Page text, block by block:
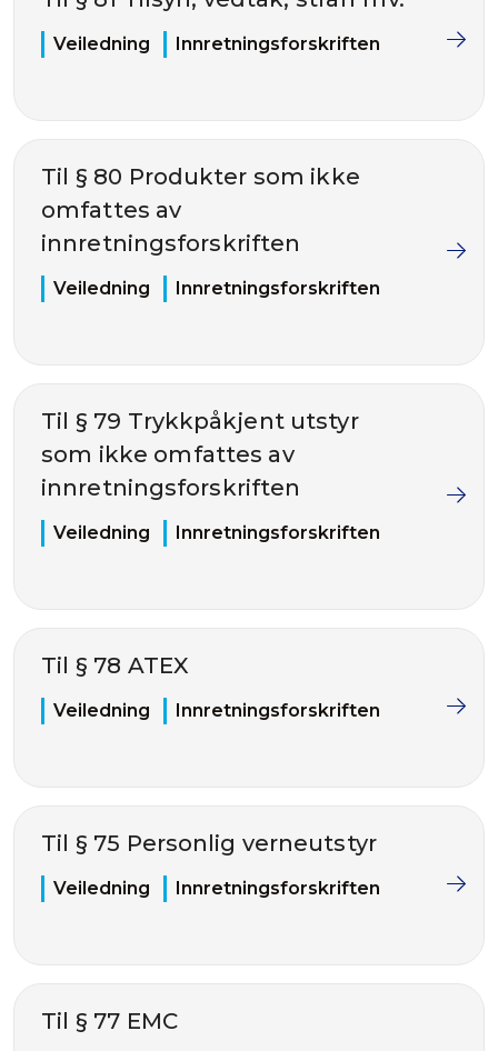
Veiledning Innretningsforskriften
Til § 80 Produkter som ikke
omfattes av
innretningsforskriften
Veiledning Innretningsforskriften
Til § 79 Trykkpåkjent utstyr
som ikke omfattes av
innretningsforskriften
Veiledning Innretningsforskriften
Til § 78 ATEX
Veiledning Innretningsforskriften
Til § 75 Personlig verneutstyr
Veiledning Innretningsforskriften
Til § 77 EMC